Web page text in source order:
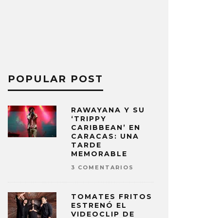
POPULAR POST
RAWAYANA Y SU
‘TRIPPY
CARIBBEAN’ EN
CARACAS: UNA
TARDE
MEMORABLE
3 COMENTARIOS
TOMATES FRITOS
ESTRENÓ EL
VIDEOCLIP DE